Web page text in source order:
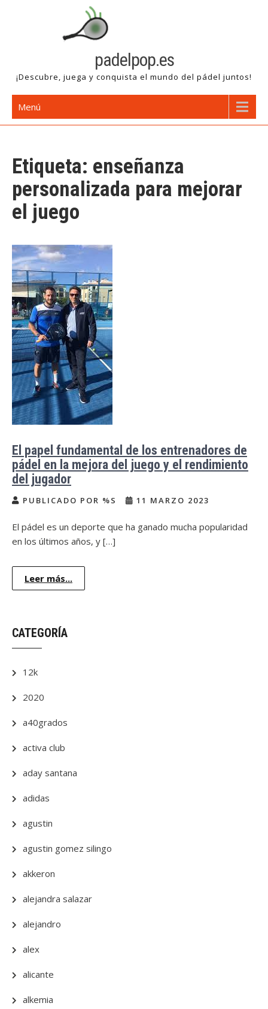
padelpop.es
¡Descubre, juega y conquista el mundo del pádel juntos!
Menú
Etiqueta: enseñanza
personalizada para mejorar
el juego
El papel fundamental de los entrenadores de
pádel en la mejora del juego y el rendimiento
del jugador
PUBLICADO POR %S 11 MARZO 2023
El pádel es un deporte que ha ganado mucha popularidad
en los últimos años, y […]
Leer más...
CATEGORÍA
12k
2020
a40grados
activa club
aday santana
adidas
agustin
agustin gomez silingo
akkeron
alejandra salazar
alejandro
alex
alicante
alkemia